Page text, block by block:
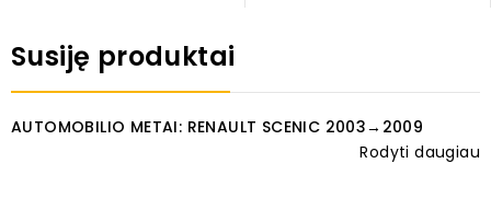
Susiję produktai
AUTOMOBILIO METAI: RENAULT SCENIC 2003→2009
Rodyti daugiau